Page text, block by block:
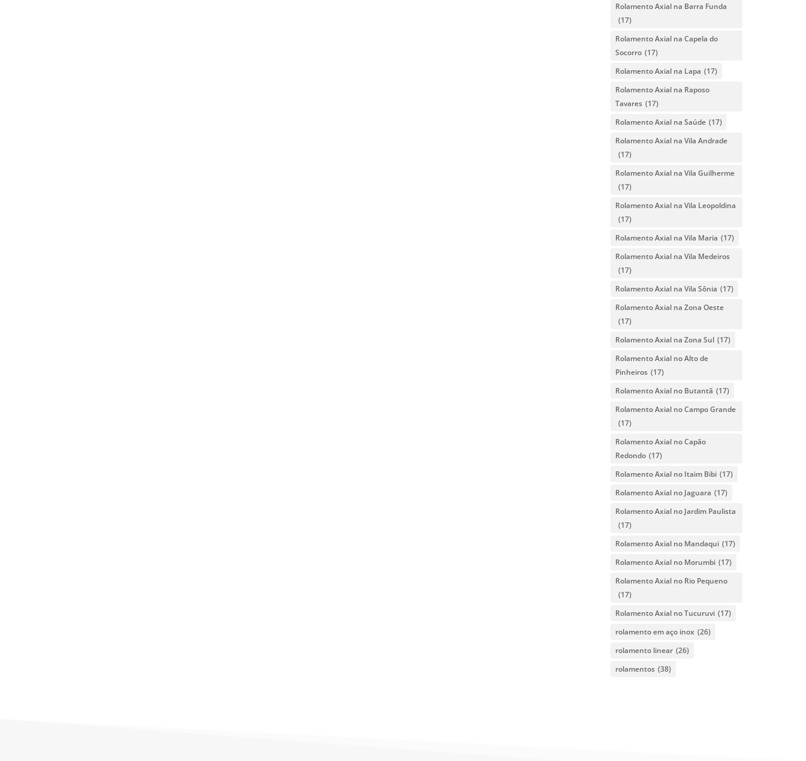
Rolamento Axial na Barra Funda
(17)
Rolamento Axial na Capela do
Socorro (17)
Rolamento Axial na Lapa (17)
Rolamento Axial na Raposo
Tavares (17)
Rolamento Axial na Saúde (17)
Rolamento Axial na Vila Andrade
(17)
Rolamento Axial na Vila Guilherme
(17)
Rolamento Axial na Vila Leopoldina
(17)
Rolamento Axial na Vila Maria (17)
Rolamento Axial na Vila Medeiros
(17)
Rolamento Axial na Vila Sônia (17)
Rolamento Axial na Zona Oeste
(17)
Rolamento Axial na Zona Sul (17)
Rolamento Axial no Alto de
Pinheiros (17)
Rolamento Axial no Butantã (17)
Rolamento Axial no Campo Grande
(17)
Rolamento Axial no Capão
Redondo (17)
Rolamento Axial no Itaim Bibi (17)
Rolamento Axial no Jaguara (17)
Rolamento Axial no Jardim Paulista
(17)
Rolamento Axial no Mandaqui (17)
Rolamento Axial no Morumbi (17)
Rolamento Axial no Rio Pequeno
(17)
Rolamento Axial no Tucuruvi (17)
rolamento em aço inox (26)
rolamento linear (26)
rolamentos (38)